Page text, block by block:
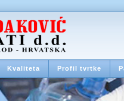
Kvaliteta Profil tvrtke